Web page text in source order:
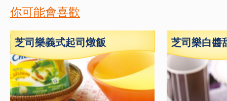
你可能會喜歡
芝司樂義式起司燉飯 芝司樂白醬